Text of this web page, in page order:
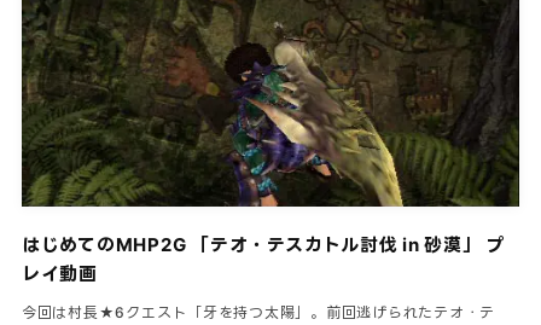
はじめてのMHP2G 「テオ・テスカトル討伐 in 砂漠」 プ
レイ動画
今回は村長★6クエスト「牙を持つ太陽」。前回逃げられたテオ・テ